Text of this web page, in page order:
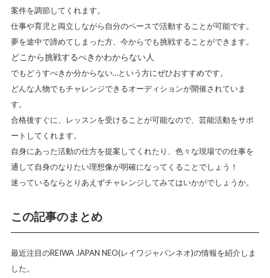
案件を調節してくれます。
仕事や育児と両立しながら自分のペースで活動することが可能です。
夢を途中で諦めてしまった方、今からでも挑戦することができます。
どこから挑戦するべきかわからない人
でもどうすべきか分からない…という方にぜひおすすめです。
どんな人物でもチャレンジできるオーディションが開催されていま
す。
合格後すぐに、レッスンを受けることが可能なので、芸能活動をサポ
ートしてくれます。
自身にあった活動の仕方を提案してくれたり、色々な現場での仕事を
通して自身のなりたい理想像が明確になってくることでしょう！
迷っているならとりあえずチャレンジしてみてはいかがでしょうか。
この記事のまとめ
最近注目のREIWA JAPAN NEO(レイワジャパンネオ)の情報を紹介しま
した。